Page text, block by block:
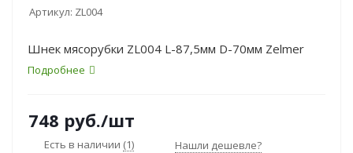
Артикул: ZL004
Шнек мясорубки ZL004 L-87,5мм D-70мм Zelmer
Подробнее
748 руб./шт
Есть в наличии (1) Нашли дешевле?